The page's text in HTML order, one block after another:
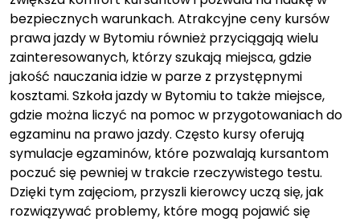
bezpiecznych warunkach. Atrakcyjne ceny kursów
prawa jazdy w Bytomiu również przyciągają wielu
zainteresowanych, którzy szukają miejsca, gdzie
jakość nauczania idzie w parze z przystępnymi
kosztami. Szkoła jazdy w Bytomiu to także miejsce,
gdzie można liczyć na pomoc w przygotowaniach do
egzaminu na prawo jazdy. Często kursy oferują
symulacje egzaminów, które pozwalają kursantom
poczuć się pewniej w trakcie rzeczywistego testu.
Dzięki tym zajęciom, przyszli kierowcy uczą się, jak
rozwiązywać problemy, które mogą pojawić się